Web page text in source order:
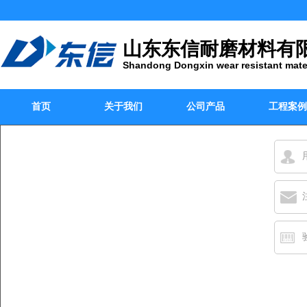
山东东信耐磨材料有
Shandong Dongxin wear resistant
首页 关于我们 公司产品 工程案例